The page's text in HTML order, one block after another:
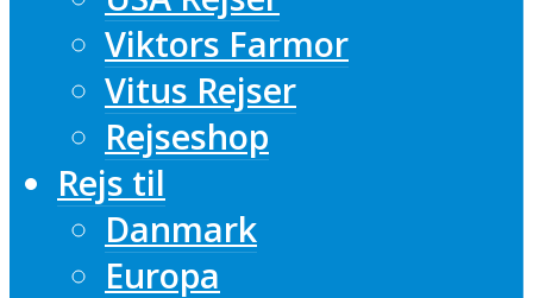
Viktors Farmor
Vitus Rejser
Rejseshop
Rejs til
Danmark
Europa